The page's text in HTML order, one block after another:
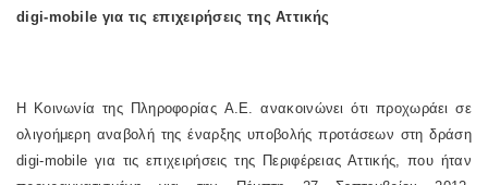
digi-mobile για τις επιχειρήσεις της Αττικής
Η Κοινωνία της Πληροφορίας A.E. ανακοινώνει ότι προχωράει σε
ολιγοήμερη αναβολή της έναρξης υποβολής προτάσεων στη δράση
digi-mobile για τις επιχειρήσεις της Περιφέρειας Αττικής, που ήταν